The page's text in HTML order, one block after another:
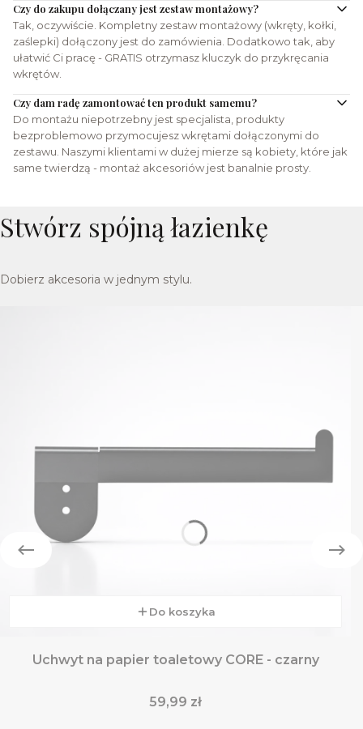
Czy do zakupu dołączany jest zestaw montażowy?
Tak, oczywiście. Kompletny zestaw montażowy (wkręty, kołki,
zaślepki) dołączony jest do zamówienia. Dodatkowo tak, aby
ułatwić Ci pracę - GRATIS otrzymasz kluczyk do przykręcania
wkrętów.
Czy dam radę zamontować ten produkt samemu?
Do montażu niepotrzebny jest specjalista, produkty
bezproblemowo przymocujesz wkrętami dołączonymi do
zestawu. Naszymi klientami w dużej mierze są kobiety, które jak
same twierdzą - montaż akcesoriów jest banalnie prosty.
Stwórz spójną łazienkę
Dobierz akcesoria w jednym stylu.
Do koszyka
Uchwyt na papier toaletowy CORE - czarny
Cena
59,99 zł